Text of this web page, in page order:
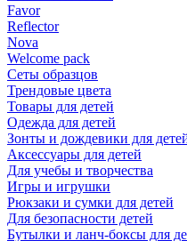
Favor
Reflector
Nova
Welcome pack
Сеты образцов
Трендовые цвета
Товары для детей
Одежда для детей
Зонты и дождевики для
Аксессуары для детей
Для учебы и творчества
Игры и игрушки
Рюкзаки и сумки для детей
Для безопасности детей
Бутылки и ланч-боксы для